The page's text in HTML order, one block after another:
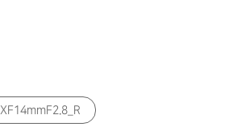
XF14mmF2.8_R